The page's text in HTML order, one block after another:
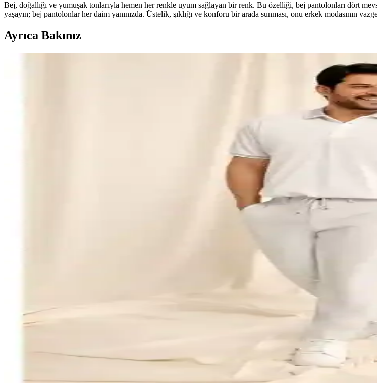
Bej, doğallığı ve yumuşak tonlarıyla hemen her renkle uyum sağlayan bir renk. Bu özelliği, bej pantolonları dört
yaşayın; bej pantolonlar her daim yanınızda. Üstelik, şıklığı ve konforu bir arada sunması, onu erkek modasının
Ayrıca Bakınız
Erkekler İçin Rüzgarlık ve Yağmurluk Seçenekleri: Şıklık ve Fonksiyonellik Bir Arada
Mevsim geçişlerinde şık ve fonksiyonel erkek rüzgarlık ve yağmurluk seçenekleri, malzeme, tasarım ve kullanım
Bigart Ekose Astar Detaylı Erkek Pardesü ve Trençkot Siyah - Şık ve Dayanıklı Kış
Bigart'in ekose astarlı erkek pardesü ve trençkot modeli, siyah rengin sadeliği ve dayanıklı kumaşıyla hem şıklık
Altınyılz Classics Erkek Beyaz Slim Fit Dar Kesim Keten Görünümlü Gömlek 100%
%100 pamuk ve keten görünümlü tasarımıyla yaz aylarına uygun, slim fit kesim erkek gömlek. Günlük ve casual
Buratti %100 Pamuklu V Yaka Slim Fit Erkek Tişörtü Detaylı İnceleme ve Kullanım
Buratti %100 pamuklu V yaka slim fit erkek tişörtü, şık tasarımı ve yüksek konforuyla yaz ve ilkbahar aylarında
Erkek Korse Atletleri Karşılaştırması: Sıkılaştırıcı Etki ve Kullanım Özellikleri
İki erkek korse atletinin malzeme, rahatlık ve sıkılaştırıcı etkilerini karşılaştırıyoruz. Kullanıcı yorumlarıyla
İki Erkek Polo Yaka Tişörtü Karşılaştırması: Kumaş, Kesim ve Dayanıklılık Analizi
Bu makalede, Altınyılz<dı>z Classics ve D'S Damat erkek polo yaka tişörtleri detaylı şekilde karşılaştırılıyor.
D'S Damat ve U.S. Polo Assn. Erkek Polo Yaka Tişörtleri Karşılaştırması ve Özellikleri
Bu makalede, D'S Damat açık sarı Pike dokulu ve U.S. Polo Assn. beyaz slim fit polo yaka tişörtlerinin malzeme,
Altınyılz<dı>z ve Lufian Erkek Polo Tişörtleri Karşılaştırması Günlük ve Şık Kullanım İçin
Altınyılz<dı>z Classics ve Lufian Laon Smart erkek polo tişörtleri, kumaş, tasarım ve dayanıklılık açısından